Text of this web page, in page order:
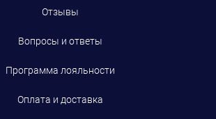
Отзывы
Вопросы и ответы
Программа лояльности
Оплата и доставка